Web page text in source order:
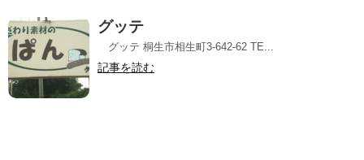
グッテ
グッテ 桐生市相生町3-642-62 TE...
記事を読む